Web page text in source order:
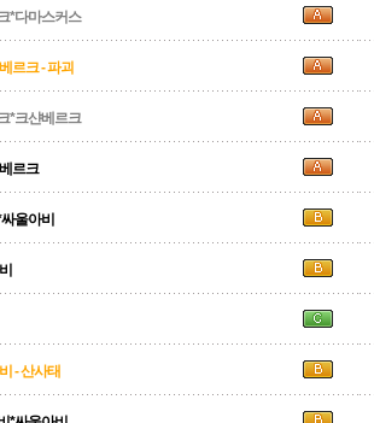
*다마스커스
르크 - 파괴
*크샨베르크
르크
울아비
- 산사태